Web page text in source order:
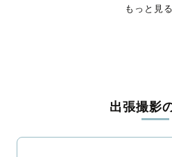
ありのままの空気感を大切に、何
ィを身につけたプロのカメラマン
ます。創業10年のノウハウを活か
験をお届けします。
もっと見る
出張撮影